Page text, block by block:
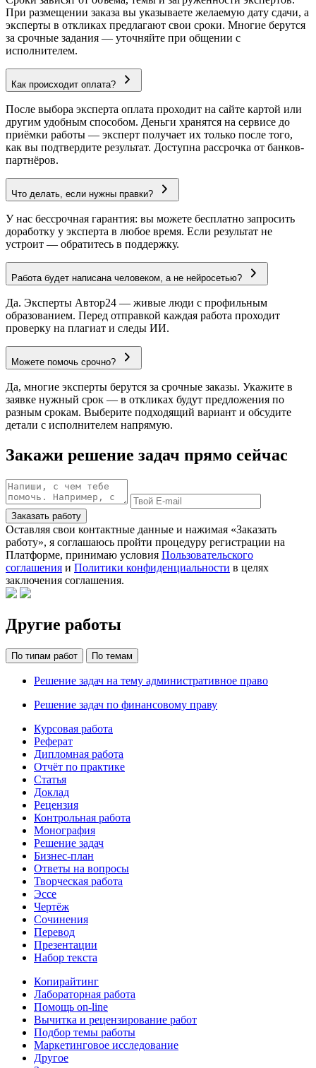
При размещении заказа вы указываете желаемую дату сдачи, а
эксперты в откликах предлагают свои сроки. Многие берутся
за срочные задания — уточняйте при общении с
исполнителем.
Как происходит оплата?
После выбора эксперта оплата проходит на сайте картой или
другим удобным способом. Деньги хранятся на сервисе до
приёмки работы — эксперт получает их только после того,
как вы подтвердите результат. Доступна рассрочка от банков-
партнёров.
Что делать, если нужны правки?
У нас бессрочная гарантия: вы можете бесплатно запросить
доработку у эксперта в любое время. Если результат не
устроит — обратитесь в поддержку.
Работа будет написана человеком, а не нейросетью?
Да. Эксперты Автор24 — живые люди с профильным
образованием. Перед отправкой каждая работа проходит
проверку на плагиат и следы ИИ.
Можете помочь срочно?
Да, многие эксперты берутся за срочные заказы. Укажите в
заявке нужный срок — в откликах будут предложения по
разным срокам. Выберите подходящий вариант и обсудите
детали с исполнителем напрямую.
Закажи решение задач прямо сейчас
Заказать работу
Оставляя свои контактные данные и нажимая «Заказать
работу», я соглашаюсь пройти процедуру регистрации на
Платформе, принимаю условия Пользовательского
соглашения и Политики конфиденциальности в целях
заключения соглашения.
Другие работы
По типам работ По темам
Решение задач на тему административное право
Решение задач по финансовому праву
Курсовая работа
Реферат
Дипломная работа
Отчёт по практике
Статья
Доклад
Рецензия
Контрольная работа
Монография
Решение задач
Бизнес-план
Ответы на вопросы
Творческая работа
Эссе
Чертёж
Сочинения
Перевод
Презентации
Набор текста
Копирайтинг
Лабораторная работа
Помощь on-line
Вычитка и рецензирование работ
Подбор темы работы
Маркетинговое исследование
Другое